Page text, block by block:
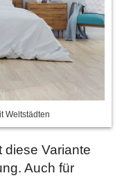
Weltstädten
diese Variante
Auch für